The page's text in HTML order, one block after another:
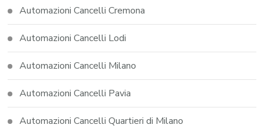
Automazioni Cancelli Cremona
Automazioni Cancelli Lodi
Automazioni Cancelli Milano
Automazioni Cancelli Pavia
Automazioni Cancelli Quartieri di Milano